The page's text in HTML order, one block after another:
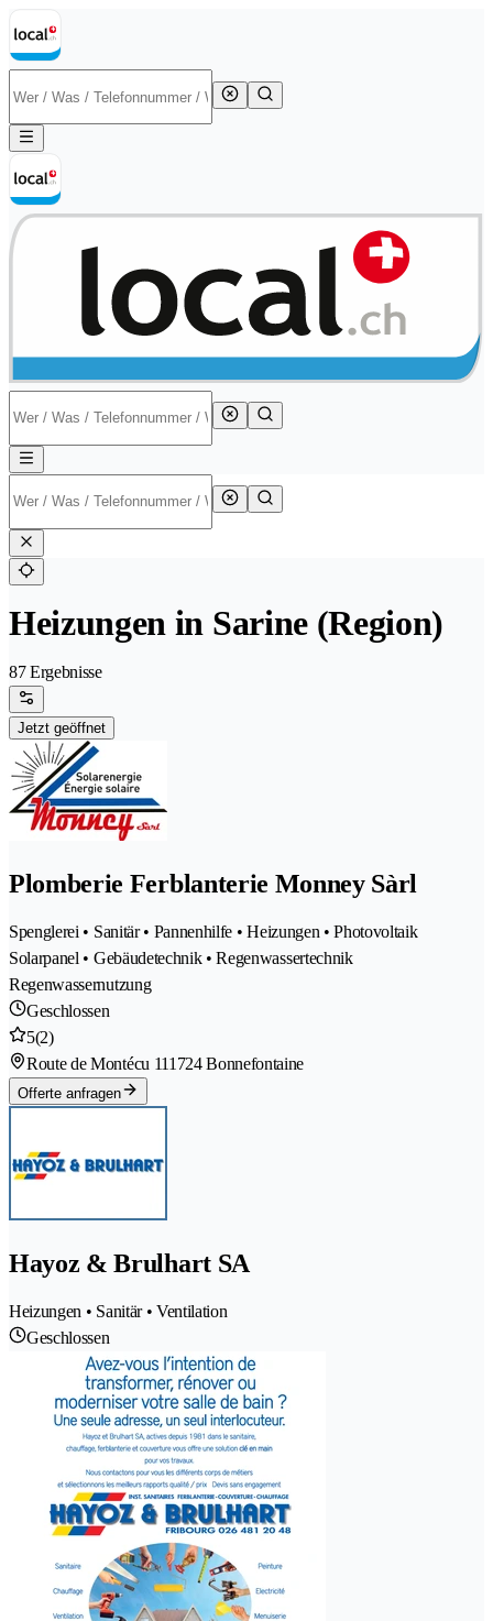
Heizungen in Sarine (Region)
87 Ergebnisse
Jetzt geöffnet
Plomberie Ferblanterie Monney Sàrl
Spenglerei • Sanitär • Pannenhilfe • Heizungen • Photovoltaik
Solarpanel • Gebäudetechnik • Regenwassertechnik
Regenwassernutzung
Geschlossen
5(2)
Route de Montécu 111724 Bonnefontaine
Offerte anfragen
Hayoz & Brulhart SA
Heizungen • Sanitär • Ventilation
Geschlossen